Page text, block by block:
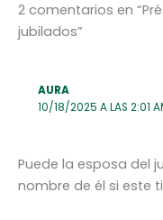
2 comentarios en
jubilados”
AURA
10/18/2025 A LAS 2:01
Puede la esposa del
nombre de él si este